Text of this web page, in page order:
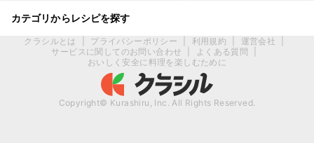
カテゴリからレシピを探す
クラシルとは プライバシーポリシー 利用規約 運営会社
サービスに関してのお問い合わせ
よくある質問
おいしく安全に料理を楽しむために
Copyright© Kurashiru, Inc. All Rights Reserved.